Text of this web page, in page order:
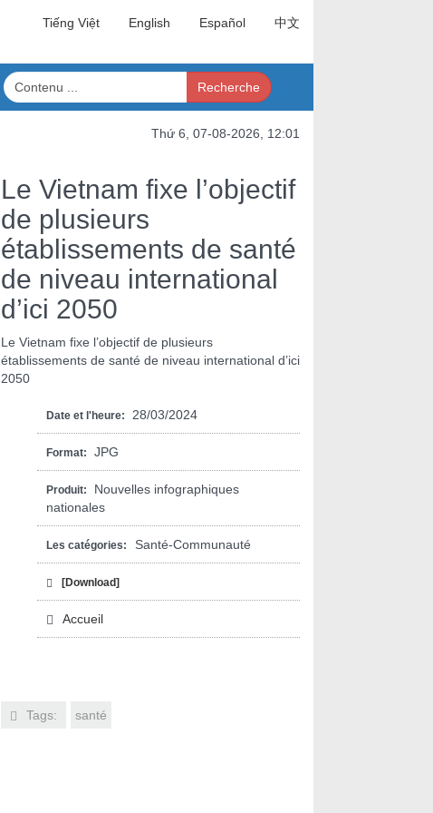
Tiếng Việt English Español 中文
Recherche
Thứ 6, 07-08-2026, 12:01
Le Vietnam fixe l’objectif
de plusieurs
établissements de santé
de niveau international
d’ici 2050
Le Vietnam fixe l’objectif de plusieurs
établissements de santé de niveau international d’ici
2050
Date et l'heure: 28/03/2024
Format: JPG
Produit:
Nouvelles infographiques
nationales
Les catégories: Santé-Communauté
[Download]
Accueil
Tags: santé